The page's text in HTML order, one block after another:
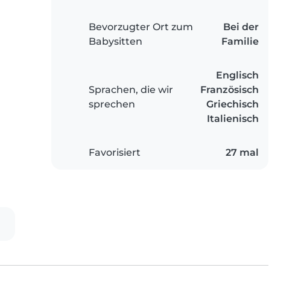
Bevorzugter Ort zum
Babysitten
Bei der
Familie
Sprachen, die wir
sprechen
Englisch
Französisch
Griechisch
Italienisch
Favorisiert 27 mal